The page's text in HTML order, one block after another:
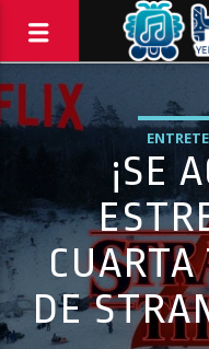
¡SE
DE